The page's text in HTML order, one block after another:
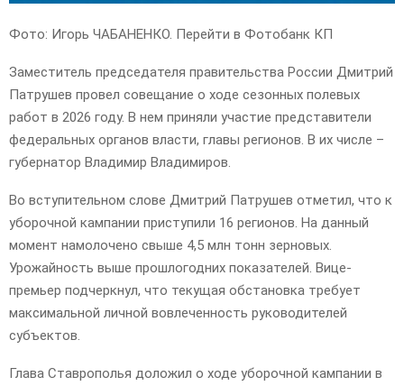
Фото: Игорь ЧАБАНЕНКО. Перейти в Фотобанк КП
Заместитель председателя правительства России Дмитрий
Патрушев провел совещание о ходе сезонных полевых
работ в 2026 году. В нем приняли участие представители
федеральных органов власти, главы регионов. В их числе –
губернатор Владимир Владимиров.
Во вступительном слове Дмитрий Патрушев отметил, что к
уборочной кампании приступили 16 регионов. На данный
момент намолочено свыше 4,5 млн тонн зерновых.
Урожайность выше прошлогодних показателей. Вице-
премьер подчеркнул, что текущая обстановка требует
максимальной личной вовлеченность руководителей
субъектов.
Глава Ставрополья доложил о ходе уборочной кампании в